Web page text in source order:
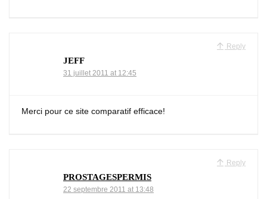
Reply
JEFF
31 juillet 2011 at 12:45
Merci pour ce site comparatif efficace!
Reply
PROSTAGESPERMIS
22 septembre 2011 at 13:48